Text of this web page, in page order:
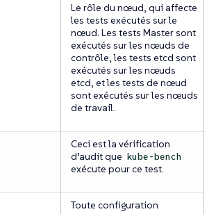
Le rôle du nœud, qui affecte
les tests exécutés sur le
nœud. Les tests Master sont
exécutés sur les nœuds de
contrôle, les tests etcd sont
exécutés sur les nœuds
etcd, et les tests de nœud
sont exécutés sur les nœuds
de travail.
Ceci est la vérification
d’audit que kube-bench
exécute pour ce test.
Toute configuration